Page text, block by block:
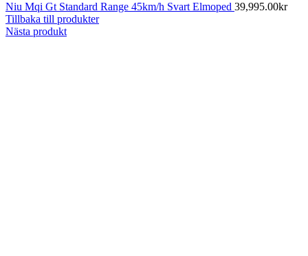
Niu Mqi Gt Standard Range 45km/h Svart Elmoped 39,995.00kr
Tillbaka till produkter
Nästa produkt